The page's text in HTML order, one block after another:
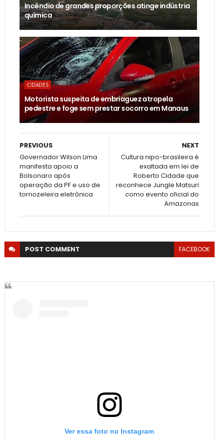
Incêndio de grandes proporções atinge indústria
química
CIDADES
Motorista suspeita de embriaguez atropela
pedestre e foge sem prestar socorro em Manaus
NEXT
Cultura nipo-brasileira é
exaltada em lei de
Roberto Cidade que
reconhece Jungle Matsuri
como evento oficial do
Amazonas
PREVIOUS
Governador Wilson Lima
manifesta apoio a
Bolsonaro após
operação da PF e uso de
tornozeleira eletrônica
POST COMMENT FACEBOOK
Ver essa foto no Instagram